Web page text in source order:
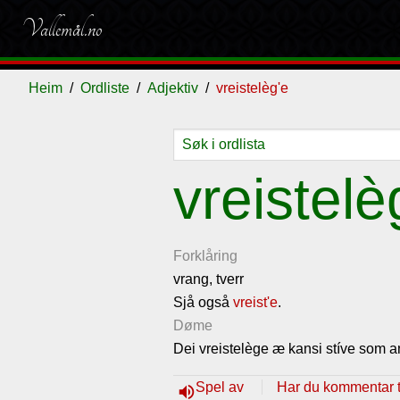
Vallemål.no
Heim Ordliste Adjektiv vreistelèg'e
Forklåring
vrang, tverr
Sjå også vreist'e.
Døme
Dei vreistelège æ kansi stíve som
volume_upSpel av Har du kommentar